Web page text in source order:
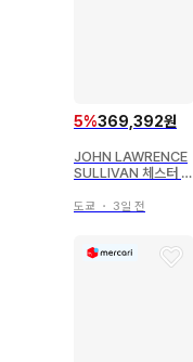
5%369,392원
JOHN LAWRENCE
SULLIVAN 체스터 코
도쿄 ・ 3일 전